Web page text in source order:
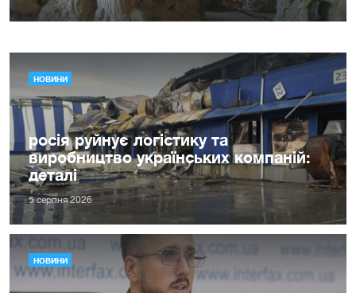
НОВИНИ
росія руйнує логістику та
виробництво українських компаній:
деталі
5 серпня 2026
НОВИНИ